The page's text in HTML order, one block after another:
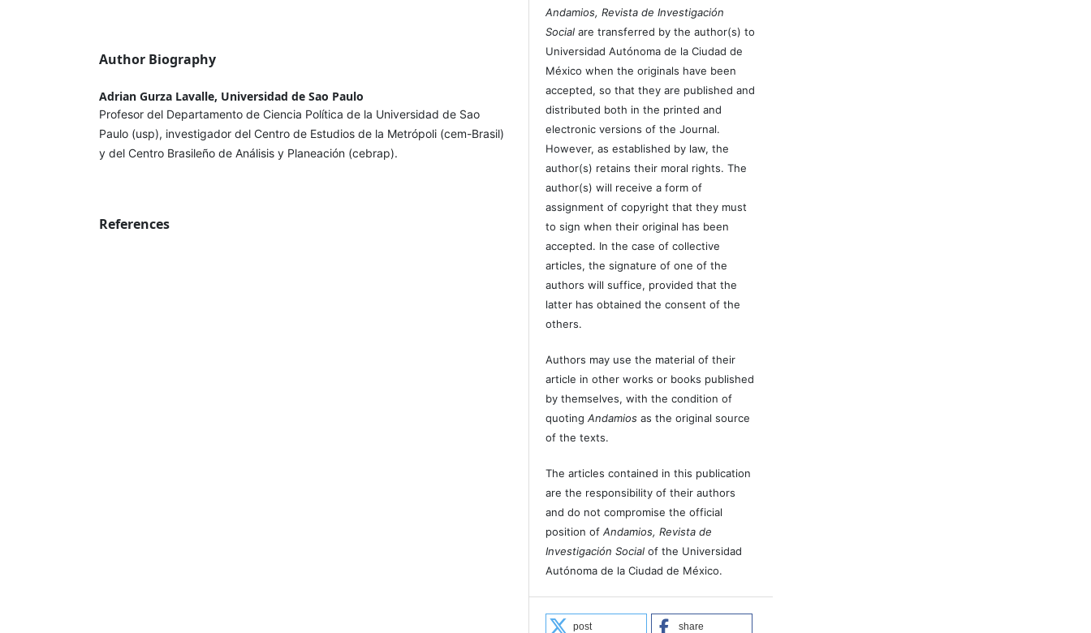
Author Biography
Adrian Gurza Lavalle, Universidad de Sao Paulo
Profesor del Departamento de Ciencia Política de la Universidad de Sao
Paulo (usp), investigador del Centro de Estudios de la Metrópoli (cem-Brasil)
y del Centro Brasileño de Análisis y Planeación (cebrap).
References
Andamios, Revista de Investigación
Social are transferred by the author(s) to
Universidad Autónoma de la Ciudad de
México when the originals have been
accepted, so that they are published and
distributed both in the printed and
electronic versions of the Journal.
However, as established by law, the
author(s) retains their moral rights. The
author(s) will receive a form of
assignment of copyright that they must
to sign when their original has been
accepted. In the case of collective
articles, the signature of one of the
authors will suffice, provided that the
latter has obtained the consent of the
others.
Authors may use the material of their
article in other works or books published
by themselves, with the condition of
quotingAndamios as the original source
of the texts.
The articles contained in this publication
are the responsibility of their authors
and do not compromise the official
position ofAndamios, Revista de
Investigación Socialof the Universidad
Autónoma de la Ciudad de México.
post share